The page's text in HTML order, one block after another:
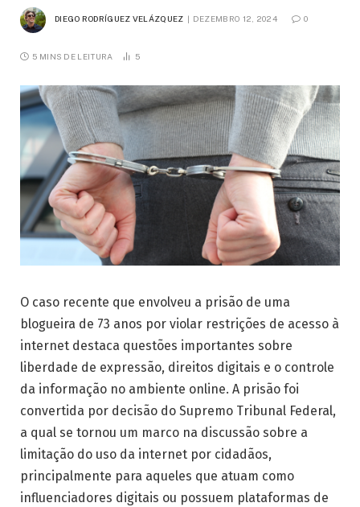
DIEGO RODRÍGUEZ VELÁZQUEZ DEZEMBRO 12, 2024 0
5 MINS DE LEITURA 5
O caso recente que envolveu a prisão de uma
blogueira de 73 anos por violar restrições de acesso à
internet destaca questões importantes sobre
liberdade de expressão, direitos digitais e o controle
da informação no ambiente online. A prisão foi
convertida por decisão do Supremo Tribunal Federal,
a qual se tornou um marco na discussão sobre a
limitação do uso da internet por cidadãos,
principalmente para aqueles que atuam como
influenciadores digitais ou possuem plataformas de